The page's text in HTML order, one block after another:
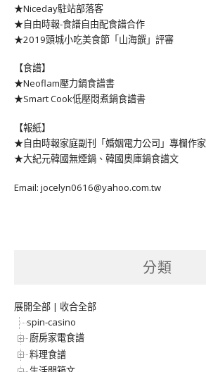
★Niceday駐站部落客
★自由時報-食譜自由配食譜合作
★2019頭城小吃美食節「山海饌」評審
【食譜】
★Neoflam壓力鍋食譜書
★Smart Cook低壓悶煮鍋食譜書
【報紙】
★自由時報家庭副刊「婚姻電力公司」專欄作家
★大紀元韓國無煙鍋、韓國奧庫鍋食譜文
Email: jocelyn0616@yahoo.com.tw
分類
展開全部 | 收合全部
spin-casino
廚房家電食譜
料理食譜